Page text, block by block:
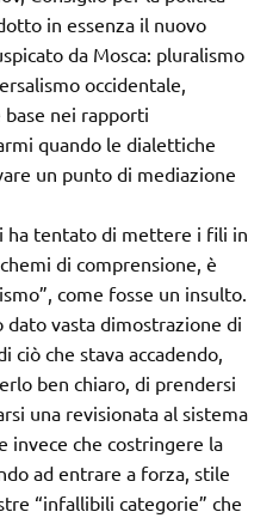
in essenza il nuovo
da Mosca: pluralismo
occidentale,
nei rapporti
quando le dialettiche
un punto di mediazione
ha tentato di mettere i fili in
di comprensione, è
come fosse un insulto.
vasta dimostrazione di
ciò che stava accadendo,
ben chiaro, di prendersi
una revisionata al sistema
invece che costringere la
ad entrare a forza, stile
“infallibili categorie” che